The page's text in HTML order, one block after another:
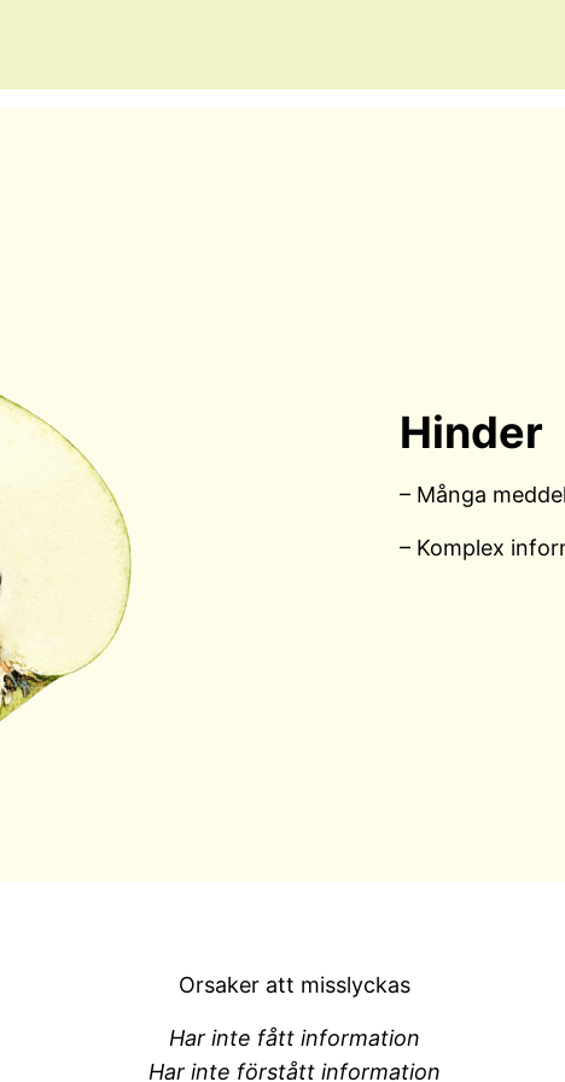
Hinder
– Många
– Komplex
Orsaker att misslyckas
Har inte fått information
Har inte förstått information